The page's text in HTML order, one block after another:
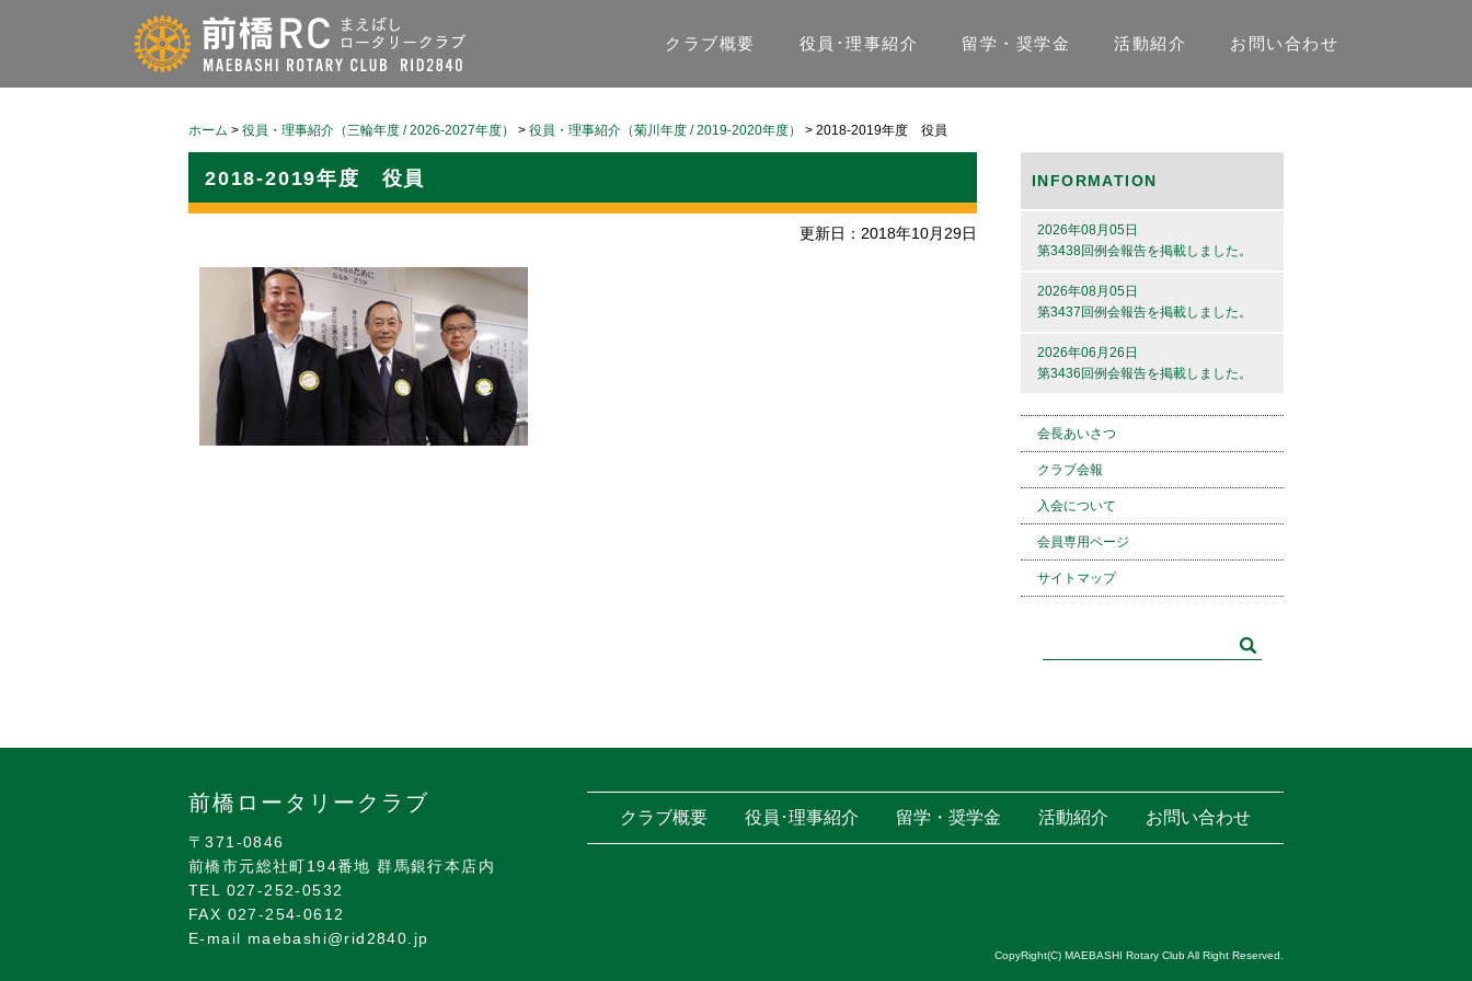
クラブ概要 役員･理事紹介 留学・奨学金 活動紹介 お問い合わせ
ホーム > 役員・理事紹介（三輪年度 / 2026-2027年度） > 役員・理事紹介（菊川年度 / 2019-2020年度） > 2018-2019年度 役員
2018-2019年度 役員
更新日：2018年10月29日
INFORMATION
2026年08月05日
第3438回例会報告を掲載しました。
2026年08月05日
第3437回例会報告を掲載しました。
2026年06月26日
第3436回例会報告を掲載しました。
会長あいさつ
クラブ会報
入会について
会員専用ページ
サイトマップ
クラブ概要 役員･理事紹介 留学・奨学金 活動紹介 お問い合わせ
前橋ロータリークラブ
〒371-0846
前橋市元総社町194番地 群馬銀行本店内
TEL 027-252-0532
FAX 027-254-0612
E-mail maebashi@rid2840.jp
CopyRight(C) MAEBASHI Rotary Club All Right Reserved.